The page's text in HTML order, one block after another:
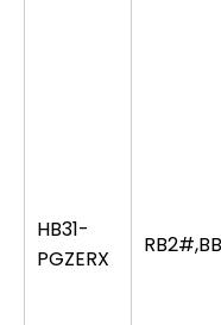
HB31-
PGZERX